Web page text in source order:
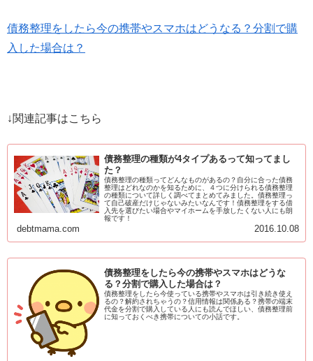
債務整理をしたら今の携帯やスマホはどうなる？分割で購
入した場合は？
↓関連記事はこちら
債務整理の種類が4タイプあるって知ってまし
た？
債務整理の種類ってどんなものがあるの？自分に合った債務
整理はどれなのかを知るために、４つに分けられる債務整理
の種類について詳しく調べてまとめてみました。債務整理っ
て自己破産だけじゃないみたいなんです！債務整理をする借
入先を選びたい場合やマイホームを手放したくない人にも朗
報です！
debtmama.com 2016.10.08
債務整理をしたら今の携帯やスマホはどうな
る？分割で購入した場合は？
債務整理をしたら今使っている携帯やスマホは引き続き使え
るの？解約されちゃうの？信用情報は関係ある？携帯の端末
代金を分割で購入している人にも読んでほしい、債務整理前
に知っておくべき携帯についての小話です。